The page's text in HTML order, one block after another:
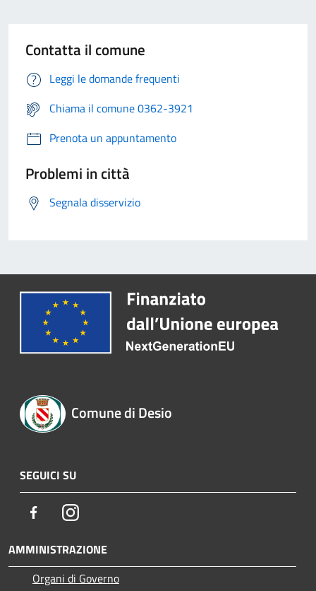
Contatta il comune
Leggi le domande frequenti
Chiama il comune 0362-3921
Prenota un appuntamento
Problemi in città
Segnala disservizio
Comune di Desio
SEGUICI SU
FacebookInstagram
AMMINISTRAZIONE
Organi di Governo